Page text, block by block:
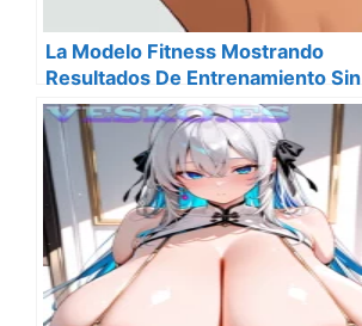
La Modelo Fitness Mostrando
Resultados De Entrenamiento Sin
Censura